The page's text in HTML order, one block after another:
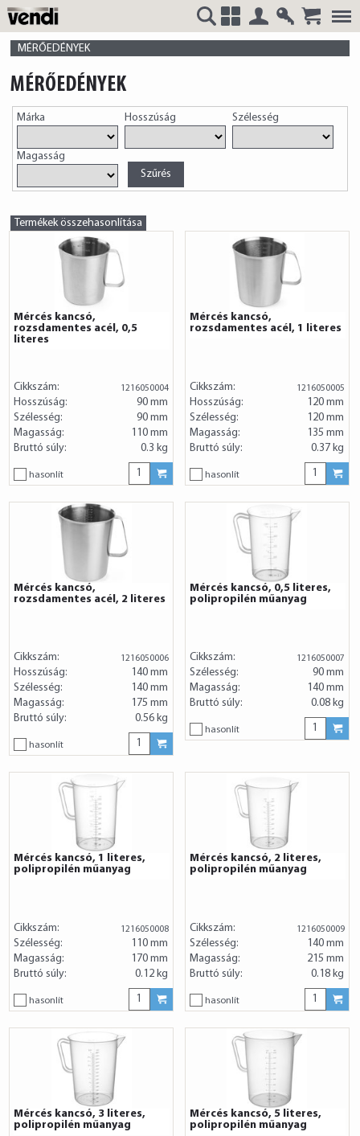
VENDI
HUNGÁRIA
Kft.
MÉRŐEDÉNYEK
MÉRŐEDÉNYEK
Márka Hosszúság Szélesség
Magasság
Termékek összehasonlítása
Mércés kancsó,
rozsdamentes acél, 0,5
literes
Cikkszám: 1216050004
Hosszúság:
90 mm
Szélesség:
90 mm
Magasság:
110 mm
Bruttó súly:
0.3 kg
hasonlít
Mércés kancsó,
rozsdamentes acél, 1 literes
Cikkszám: 1216050005
Hosszúság:
120 mm
Szélesség:
120 mm
Magasság:
135 mm
Bruttó súly:
0.37 kg
hasonlít
Mércés kancsó,
rozsdamentes acél, 2 literes
Cikkszám: 1216050006
Hosszúság:
140 mm
Szélesség:
140 mm
Magasság:
175 mm
Bruttó súly:
0.56 kg
hasonlít
Mércés kancsó, 0,5 literes,
polipropilén műanyag
Cikkszám: 1216050007
Szélesség:
90 mm
Magasság:
140 mm
Bruttó súly:
0.08 kg
hasonlít
Mércés kancsó, 1 literes,
polipropilén műanyag
Cikkszám: 1216050008
Szélesség:
110 mm
Magasság:
170 mm
Bruttó súly:
0.12 kg
hasonlít
Mércés kancsó, 2 literes,
polipropilén műanyag
Cikkszám: 1216050009
Szélesség:
140 mm
Magasság:
215 mm
Bruttó súly:
0.18 kg
hasonlít
Mércés kancsó, 3 literes,
polipropilén műanyag
Mércés kancsó, 5 literes,
polipropilén műanyag